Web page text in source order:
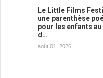
Le Little Films
une parenthèse
pour les enfants au
d…
août 01, 2026